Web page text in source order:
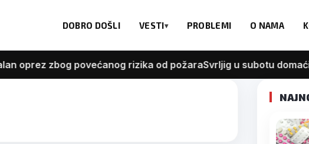
DOBRO DOŠLI VESTI PROBLEMI O NAMA
oprez zbog povećanog rizika od požaraSvrljig u subotu domaćin